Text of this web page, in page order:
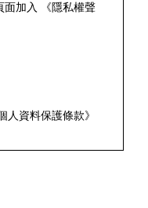
面加入 《隱私權聲
人資料保護條款》